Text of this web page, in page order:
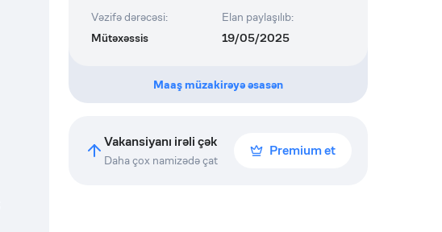
Vəzifə dərəcəsi:
Mütəxəssis
Elan paylaşılıb:
19/05/2025
Maaş müzakirəyə əsasən
Vakansiyanı irəli çək
Daha çox namizədə çat
Premium et